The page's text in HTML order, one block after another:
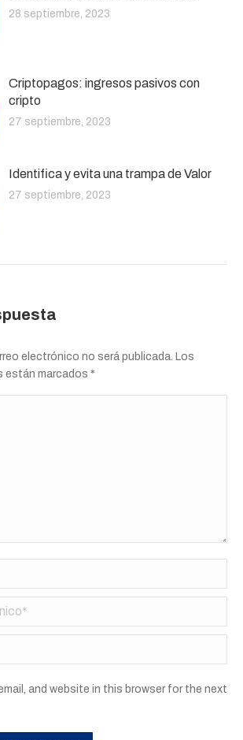
28 septiembre, 2023
Criptopagos: ingresos pasivos con
cripto
27 septiembre, 2023
Identifica y evita una trampa de Valor
27 septiembre, 2023
electrónico no será publicada. Los
están marcados *
*
and website in this browser for the next